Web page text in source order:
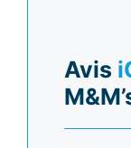
Avis